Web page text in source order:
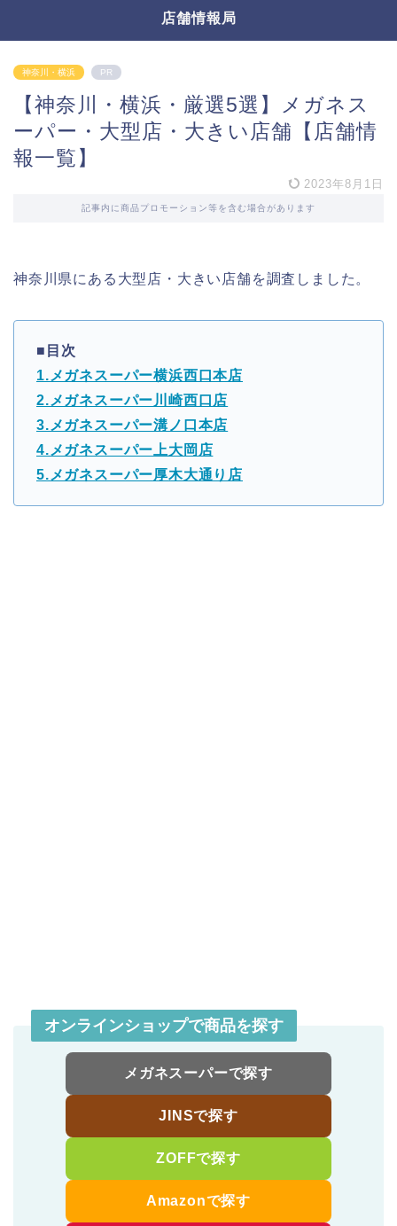
店舗情報局
神奈川・横浜 PR
【神奈川・横浜・厳選5選】メガネス
ーパー・大型店・大きい店舗【店舗情
報一覧】
2023年8月1日
記事内に商品プロモーション等を含む場合があります
神奈川県にある大型店・大きい店舗を調査しました。
■目次
1.メガネスーパー横浜西口本店
2.メガネスーパー川崎西口店
3.メガネスーパー溝ノ口本店
4.メガネスーパー上大岡店
5.メガネスーパー厚木大通り店
オンラインショップで商品を探す
メガネスーパーで探す
JINSで探す
ZOFFで探す
Amazonで探す